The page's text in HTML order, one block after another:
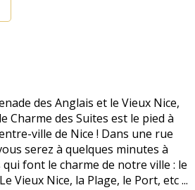
des Anglais et le Vieux Nice,
Charme des Suites est le pied à
ville de Nice ! Dans une rue
serez à quelques minutes à
font le charme de notre ville : le
Vieux Nice, la Plage, le Port, etc ...